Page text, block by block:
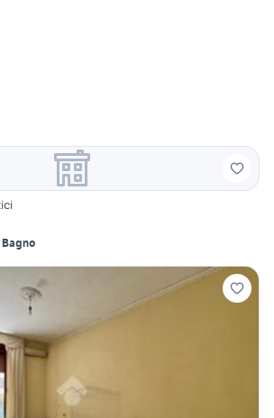
Bagno